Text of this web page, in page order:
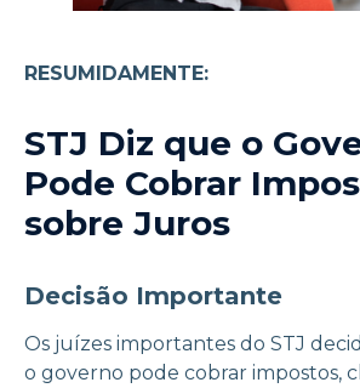
RESUMIDAMENTE:
STJ Diz que o
Pode Cobrar
sobre Juros
Decisão Importante
Os juízes importantes do STJ
o governo pode cobrar impostos,